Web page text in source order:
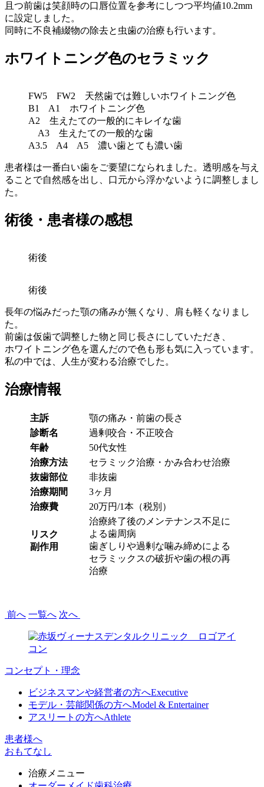
且つ前歯は笑顔時の口唇位置を参考にしつつ平均値10.2mm
に設定しました。
同時に不良補綴物の除去と虫歯の治療も行います。
ホワイトニング色のセラミック
FW5 FW2 天然歯では難しいホワイトニング色
B1 A1 ホワイトニング色
A2 生えたての一般的にキレイな歯
A3 生えたての一般的な歯
A3.5 A4 A5 濃い歯とても濃い歯
患者様は一番白い歯をご要望になられました。透明感を与え
ることで自然感を出し、口元から浮かないように調整しまし
た。
術後・患者様の感想
術後
術後
長年の悩みだった顎の痛みが無くなり、肩も軽くなりまし
た。
前歯は仮歯で調整した物と同じ長さにしていただき、
ホワイトニング色を選んだので色も形も気に入っています。
私の中では、人生が変わる治療でした。
治療情報
主訴
顎の痛み・前歯の長さ
診断名
過剰咬合・不正咬合
年齢
50代女性
治療方法
セラミック治療・かみ合わせ治療
抜歯部位
非抜歯
治療期間
3ヶ月
治療費
20万円/1本（税別）
リスク
副作用
治療終了後のメンテナンス不足に
よる歯周病
歯ぎしりや過剰な噛み締めによる
セラミックスの破折や歯の根の再
治療
前へ 一覧へ 次へ
コンセプト・理念
ビジネスマンや経営者の方へExecutive
モデル・芸能関係の方へModel & Entertainer
アスリートの方へAthlete
患者様へ
おもてなし
治療メニュー